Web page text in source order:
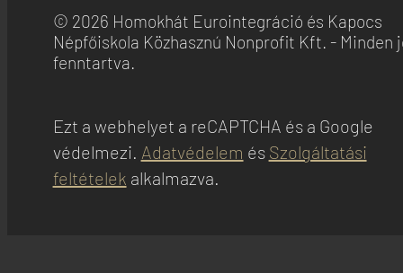
© 2026 Homokhát Eurointegráció és Kapocs
Népfőiskola Közhasznú Nonprofit Kft. - Minden
fenntartva.
Ezt a webhelyet a reCAPTCHA és a Google
védelmezi. Adatvédelem és Szolgáltatási
feltételek alkalmazva.